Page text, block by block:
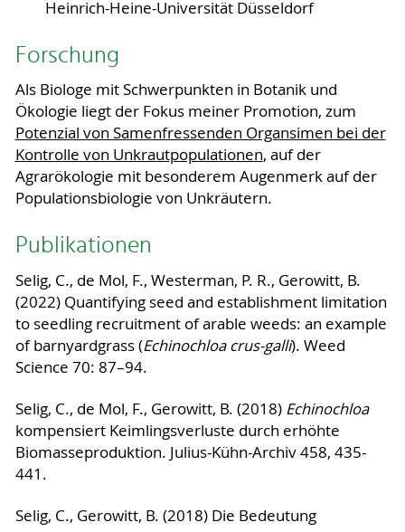
Heinrich-Heine-Universität Düsseldorf
Forschung
Als Biologe mit Schwerpunkten in Botanik und
Ökologie liegt der Fokus meiner Promotion, zum
Potenzial von Samenfressenden Organsimen bei der
Kontrolle von Unkrautpopulationen, auf der
Agrarökologie mit besonderem Augenmerk auf der
Populationsbiologie von Unkräutern.
Publikationen
Selig, C., de Mol, F., Westerman, P. R., Gerowitt, B.
(2022) Quantifying seed and establishment limitation
to seedling recruitment of arable weeds: an example
of barnyardgrass (Echinochloa crus-galli). Weed
Science 70: 87–94.
Selig, C., de Mol, F., Gerowitt, B. (2018) Echinochloa
kompensiert Keimlingsverluste durch erhöhte
Biomasseproduktion. Julius-Kühn-Archiv 458, 435-
441.
Selig, C., Gerowitt, B. (2018) Die Bedeutung